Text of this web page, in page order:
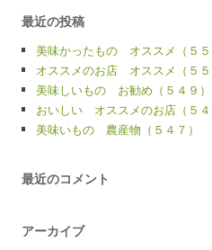
最近の投稿
美味かったもの オススメ（５５
オススメのお店 オススメ（５５
美味しいもの お勧め（５４９）
おいしい オススメのお店（５４
美味いもの 農産物（５４７）
最近のコメント
アーカイブ